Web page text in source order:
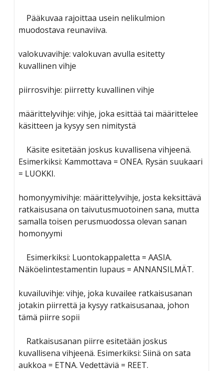
Pääkuvaa rajoittaa usein nelikulmion
muodostava reunaviiva.
valokuvavihje: valokuvan avulla esitetty
kuvallinen vihje
piirrosvihje: piirretty kuvallinen vihje
määrittelyvihje: vihje, joka esittää tai määrittelee
käsitteen ja kysyy sen nimitystä
Käsite esitetään joskus kuvallisena vihjeenä.
Esimerkiksi: Kammottava = ONEA. Rysän suukaari
= LUOKKI.
homonyymivihje: määrittelyvihje, josta keksittävä
ratkaisusana on taivutusmuotoinen sana, mutta
samalla toisen perusmuodossa olevan sanan
homonyymi
Esimerkiksi: Luontokappaletta = AASIA.
Näköelintestamentin lupaus = ANNANSILMÄT.
kuvailuvihje: vihje, joka kuvailee ratkaisusanan
jotakin piirrettä ja kysyy ratkaisusanaa, johon
tämä piirre sopii
Ratkaisusanan piirre esitetään joskus
kuvallisena vihjeenä. Esimerkiksi: Siinä on sata
aukkoa = ETNA. Vedettäviä = REET.